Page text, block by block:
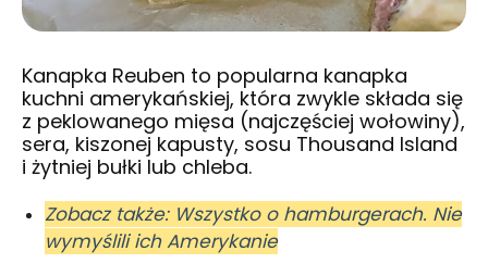
Kanapka Reuben to popularna kanapka
kuchni amerykańskiej, która zwykle składa się
z peklowanego mięsa (najczęściej wołowiny),
sera, kiszonej kapusty, sosu Thousand Island
i żytniej bułki lub chleba.
Zobacz także: Wszystko o hamburgerach. Nie
wymyślili ich Amerykanie